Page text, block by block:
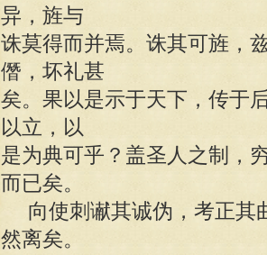
异，旌与
诛莫得而并焉。诛其可旌，
僭，坏礼甚
矣。果以是示于天下，传于
以立，以
是为典可乎？盖圣人之制，
而已矣。
向使刺谳其诚伪，考正其
然离矣。